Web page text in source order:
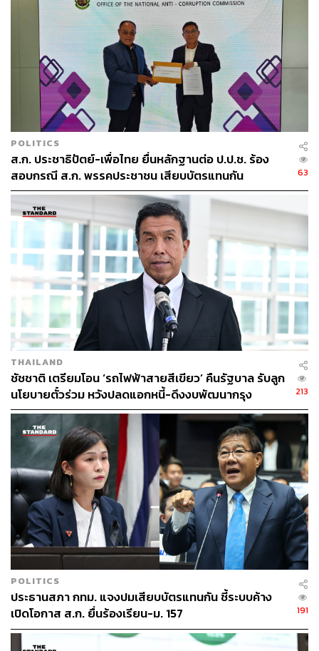
POLITICS
ส.ก. ประชาธิปัตย์-เพื่อไทย ยื่นหลักฐานต่อ ป.ป.ช. ร้อง
สอบกรณี ส.ก. พรรคประชาชน เสียบบัตรแทนกัน
63
THAILAND
ชัชชาติ เตรียมโอน ‘รถไฟฟ้าสายสีเขียว’ คืนรัฐบาล รับลูก
นโยบายตั๋วร่วม หวังปลดแอกหนี้-ดึงงบพัฒนากรุง
213
POLITICS
ประธานสภา กทม. แจงปมเสียบบัตรแทนกัน ชี้ระบบค้าง
เปิดโอกาส ส.ก. ยื่นร้องเรียน-ม. 157
191